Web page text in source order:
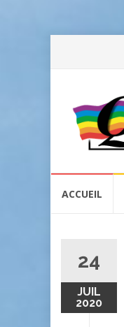
ACCUEIL
24
JUIL
2020